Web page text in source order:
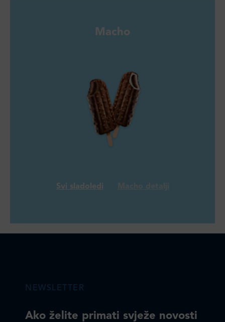
Macho
Svi sladoledi
NEWSLETTER
Ako želite primati svježe novosti